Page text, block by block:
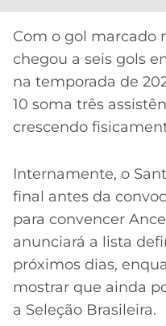
Com o gol marcado
chegou a seis gols
na temporada de
10 soma três
crescendo
Internamente, o
final antes da
para convencer
anunciará a lista
próximos dias,
mostrar que ainda
a Seleção Brasileira.